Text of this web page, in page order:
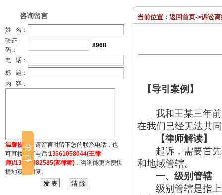
咨询留言
姓 名：
验证
码：
8968
电 话：
标 题：
内 容：
温馨提示： 请留言时留下您的联系电话，也
可直接拔打电话:13661058044(王律
师)/13717982585(郭律师)，咨询能更方便快
捷地获得回复。
当前位置： 返回首页->诉讼离
【导引案例】
我和王某三年
在我们已经无法共
【律师解读】
起诉，需要首
和地域管辖。
一、级别管辖
级别管辖是指